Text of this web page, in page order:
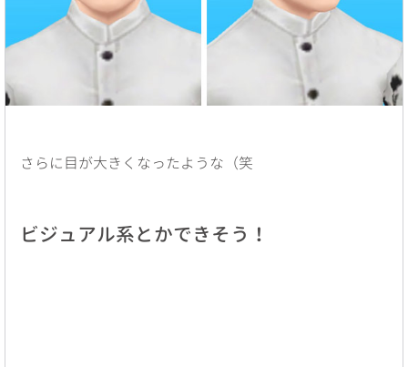
さらに目が大きくなったような（笑
ビジュアル系とかできそう！